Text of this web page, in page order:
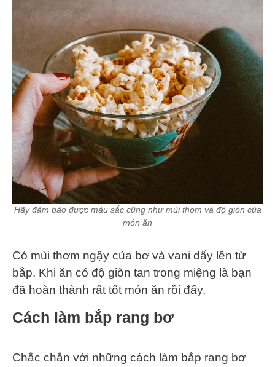
Hãy đảm bảo được màu sắc cũng như mùi thơm và độ giòn của
món ăn
Có mùi thơm ngậy của bơ và vani dấy lên từ
bắp. Khi ăn có độ giòn tan trong miệng là bạn
đã hoàn thành rất tốt món ăn rồi đấy.
Cách làm bắp rang bơ
Chắc chắn với những cách làm bắp rang bơ